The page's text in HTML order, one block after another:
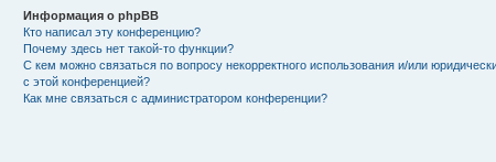
Информация о phpBB
Кто написал эту конференцию?
Почему здесь нет такой-то функции?
С кем можно связаться по вопросу некорректного использования и/или
с этой конференцией?
Как мне связаться с администратором конференции?